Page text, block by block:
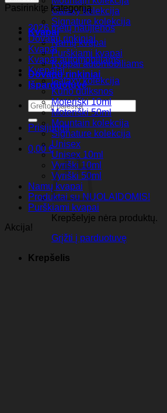
Galaxy kolekcija
Signature kolekcija
Kvapai
Namų kvapai
Purškiami kvapai
Kvapai automobiliams
Dovanų rinkiniai
Išparduotuvė
Ieškoti:
Prisijungti
0,00 €
Krepšelyje nėra produktų.
Grįžti į parduotuvę
Krepšelis
Pasirinkite kategoriją
2026 metų naujienos
Dovanų rinkiniai
Kvapai
Kvapai automobiliams
Kvepalai
Galaxy kolekcija
Kūno dulksnos
Moteriški 10ml
Moteriški 50ml
Mountain kolekcija
Signature kolekcija
Unisex
Unisex 10ml
Vyriški 10ml
Vyriški 50ml
Namų kvapai
Produktai su NUOLAIDOMIS!
Purškiami kvapai
Akcija!